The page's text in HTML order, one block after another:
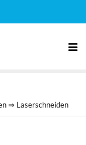
⇒ Laserschneiden